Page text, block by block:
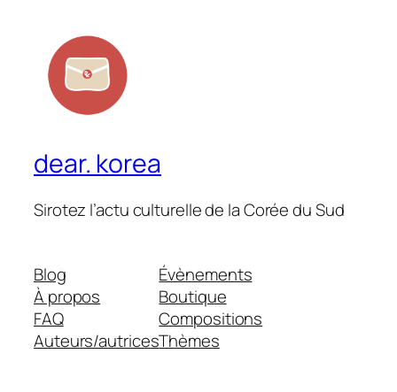
dear. korea
Sirotez l’actu culturelle de la Corée du Sud
Blog
À propos
FAQ
Auteurs/autrices
Évènements
Boutique
Compositions
Thèmes